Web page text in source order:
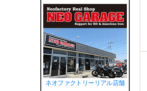
ネオファクトリーリアル店舗